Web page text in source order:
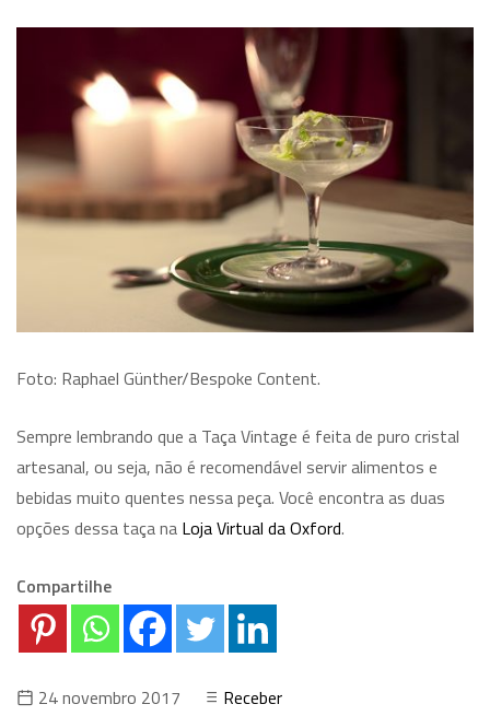
Foto: Raphael Günther/Bespoke Content.
Sempre lembrando que a Taça Vintage é feita de puro cristal
artesanal, ou seja, não é recomendável servir alimentos e
bebidas muito quentes nessa peça. Você encontra as duas
opções dessa taça na Loja Virtual da Oxford.
Compartilhe
24 novembro 2017 Receber